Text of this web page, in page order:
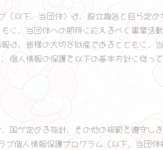
以下、当団体）は、設立趣旨と自ら定
に、当団体への期待に応えるべく事業活
は、皆様の大切な財産であるとともに、
個人情報の保護を以下の基本方針に従って
国が定める指針、その他の規範を遵守しま
個人情報保護プログラム（以下、当団